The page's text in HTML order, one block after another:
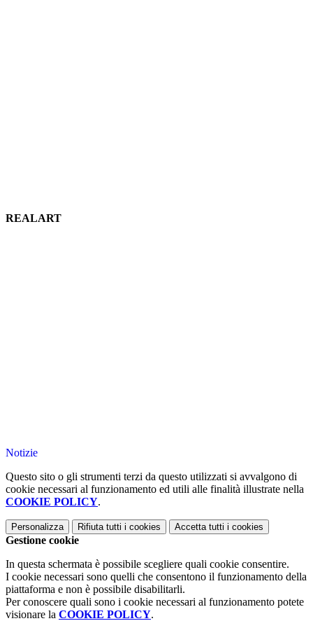
REALART
Notizie
Questo sito o gli strumenti terzi da questo utilizzati si avvalgono di
cookie necessari al funzionamento ed utili alle finalità illustrate nella
COOKIE POLICY.
Personalizza Rifiuta tutti i cookies Accetta tutti i cookies
Gestione cookie
In questa schermata è possibile scegliere quali cookie consentire.
I cookie necessari sono quelli che consentono il funzionamento della
piattaforma e non è possibile disabilitarli.
Per conoscere quali sono i cookie necessari al funzionamento potete
visionare la COOKIE POLICY.